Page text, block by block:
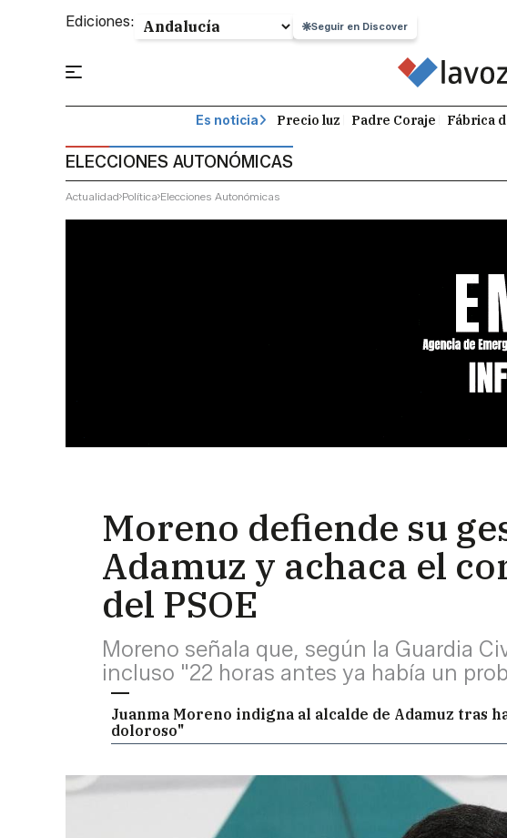
Ediciones: Seguir en Discover
Es noticia Precio luz Padre Coraje Fábrica
ELECCIONES AUTONÓMICAS
Actualidad Política Elecciones Autonómicas
Moreno defiende su
Adamuz y achaca el
del PSOE
Moreno señala que, según la Guardia
incluso "22 horas antes ya había un
Juanma Moreno indigna al alcalde de Adamuz tras
doloroso"